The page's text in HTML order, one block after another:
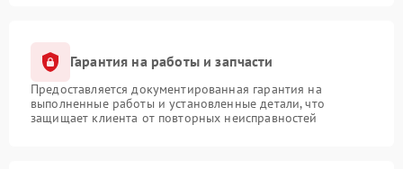
Гарантия на работы и запчасти
Предоставляется документированная гарантия на
выполненные работы и установленные детали, что
защищает клиента от повторных неисправностей